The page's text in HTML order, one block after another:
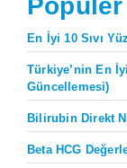
En İyi 10 Sıvı
Türkiye’nin En
Güncellemesi)
Bilirubin Direkt
Beta HCG